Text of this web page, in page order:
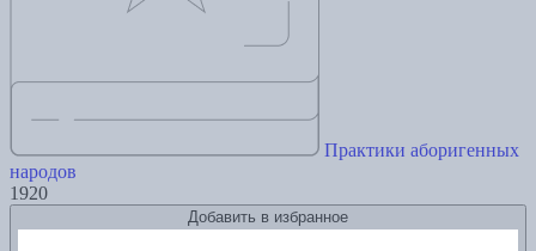
Практики аборигенных
народов
1920
Добавить в избранное